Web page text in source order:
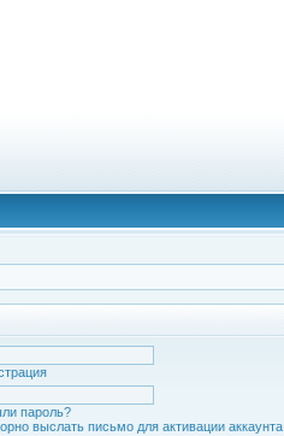
пароль?
выслать письмо для активации аккаунта